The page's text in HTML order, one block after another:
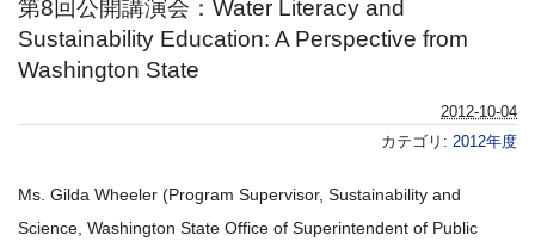
第8回公開講演会：Water Literacy and
Sustainability Education: A Perspective from
Washington State
2012-10-04
カテゴリ: 2012年度
Ms. Gilda Wheeler (Program Supervisor, Sustainability and
Science, Washington State Office of Superintendent of Public